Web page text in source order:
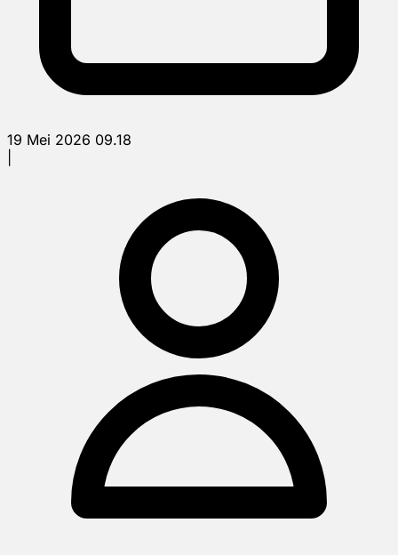
19 Mei 2026 09.18